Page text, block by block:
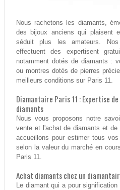
Nous rachetons les diamants,
des bijoux anciens qui plaisent
séduit plus les amateurs. Nos
effectuent des expertisent
notamment dotés de diamants :
ou montres dotés de pierres
meilleurs conditions sur Paris 11.
Diamantaire Paris 11 : Expertise
diamants
Nous vous proposons notre
vente et l'achat de diamants et
accueillons pour estimer tous
selon la valeur du marché en
Paris 11.
Achat diamants chez un
Le diamant qui a pour